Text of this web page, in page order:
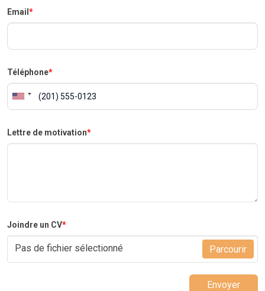
Email *
Téléphone*
Lettre de motivation*
Joindre un CV*
Pas de fichier sélectionné Parcourir
Envoyer